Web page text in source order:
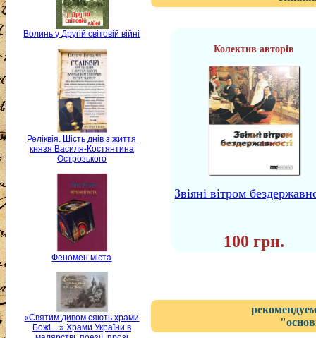
Волинь у Другій світовій війні
Реліквія. Шість днів з життя
князя Василя-Костянтина
Острозького
Феномен міста
«Святим дивом сяють храми
Божі…» Храми України в
Колектив авторів
Звіяні вітром
100 грн.